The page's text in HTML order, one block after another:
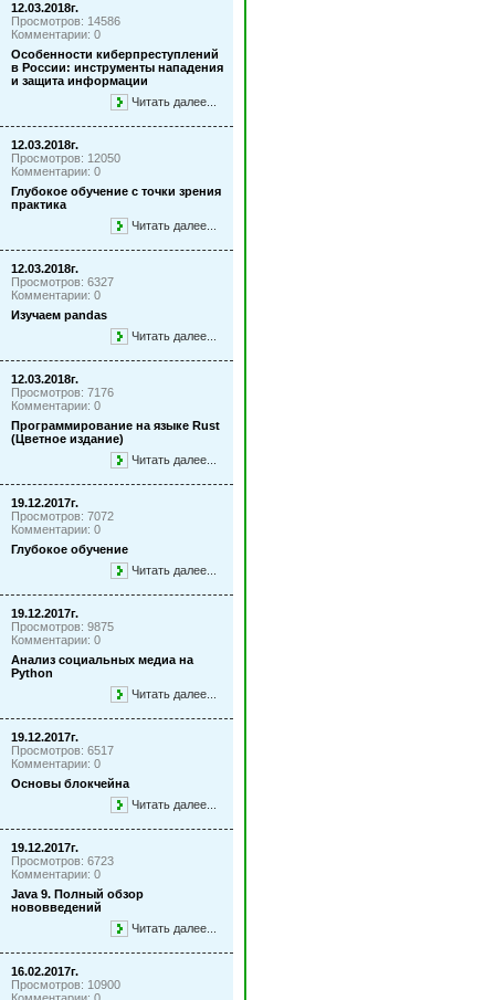
12.03.2018г.
Просмотров: 14586
Комментарии: 0
Особенности киберпреступлений
в России: инструменты нападения
и защита информации
Читать далее...
12.03.2018г.
Просмотров: 12050
Комментарии: 0
Глубокое обучение с точки зрения
практика
Читать далее...
12.03.2018г.
Просмотров: 6327
Комментарии: 0
Изучаем pandas
Читать далее...
12.03.2018г.
Просмотров: 7176
Комментарии: 0
Программирование на языке Rust
(Цветное издание)
Читать далее...
19.12.2017г.
Просмотров: 7072
Комментарии: 0
Глубокое обучение
Читать далее...
19.12.2017г.
Просмотров: 9875
Комментарии: 0
Анализ социальных медиа на
Python
Читать далее...
19.12.2017г.
Просмотров: 6517
Комментарии: 0
Основы блокчейна
Читать далее...
19.12.2017г.
Просмотров: 6723
Комментарии: 0
Java 9. Полный обзор
нововведений
Читать далее...
16.02.2017г.
Просмотров: 10900